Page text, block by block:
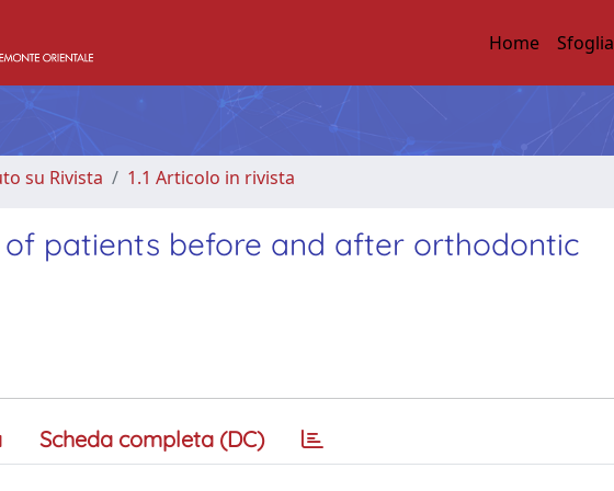
Home Sfoglia
su Rivista 1.1 Articolo in rivista
patients before and after orthodontic
Scheda completa (DC)